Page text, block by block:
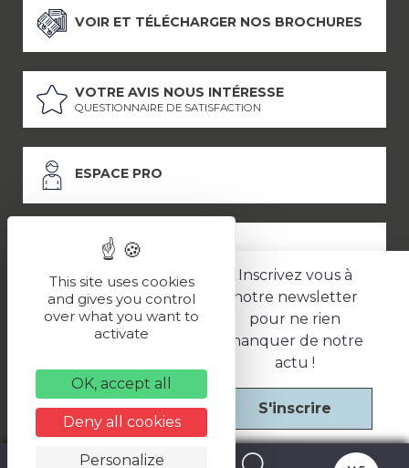
Inscrivez vous à
notre newsletter
pour ne rien
manquer de notre
actu !
S'inscrire
VOIR ET TÉLÉCHARGER NOS BROCHURES
VOTRE AVIS NOUS INTÉRESSE
QUESTIONNAIRE DE SATISFACTION
ESPACE PRO
ESPACE PRESSE
LES PARTENAIRES
Politique de confidentialité
Une réalisation
This site uses cookies
and gives you control
over what you want to
activate
OK, accept all
Deny all cookies
Personalize